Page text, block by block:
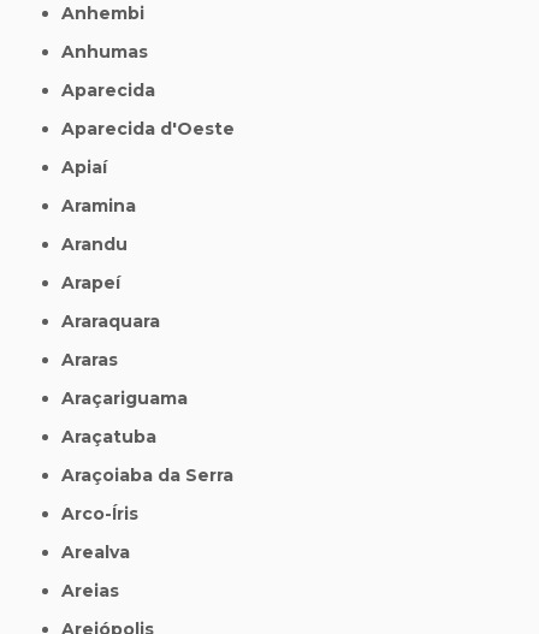
Anhembi
Anhumas
Aparecida
Aparecida d'Oeste
Apiaí
Aramina
Arandu
Arapeí
Araraquara
Araras
Araçariguama
Araçatuba
Araçoiaba da Serra
Arco-Íris
Arealva
Areias
Areiópolis